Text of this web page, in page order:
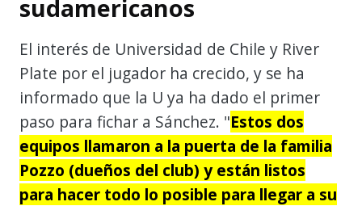
sudamericanos
El interés de Universidad de Chile y River
Plate por el jugador ha crecido, y se ha
informado que la U ya ha dado el primer
paso para fichar a Sánchez. "Estos dos
equipos llamaron a la puerta de la familia
Pozzo (dueños del club) y están listos
para hacer todo lo posible para llegar a su